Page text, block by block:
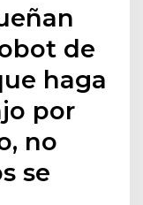
de
haga
por
no
se